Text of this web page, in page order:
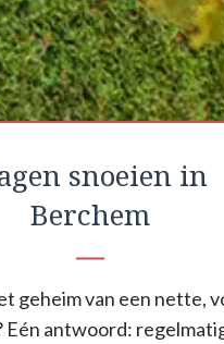
snoeien in
Berchem
geheim van een nette,
Eén antwoord: